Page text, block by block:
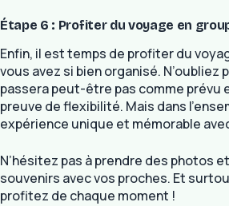
Étape 6 : Profiter du voyage en
Enfin, il est temps de profiter du
vous avez si bien organisé. N’oubliez
passera peut-être pas comme prévu
preuve de flexibilité. Mais dans
expérience unique et mémorable
N’hésitez pas à prendre des photos
souvenirs avec vos proches. Et
profitez de chaque moment !